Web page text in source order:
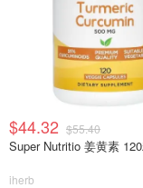
$44.32 $55.40
Super Nutritio 姜黄素
iherb